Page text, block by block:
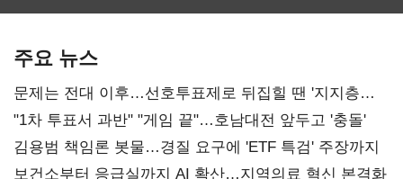
주요 뉴스
문제는 전대 이후…선호투표제로 뒤집힐 땐 '지지층
불복'
"1차 투표서 과반" "게임 끝"…호남대전 앞두고 '충돌'
김용범 책임론 봇물…경질 요구에 'ETF 특검' 주장까지
보건소부터 응급실까지 AI 확산…지역의료 혁신 본격화